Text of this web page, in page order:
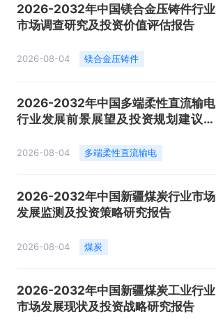
2026-2032年中国镁合金压铸件行业
市场调查研究及投资价值评估报告
2026-08-04 镁合金压铸件
2026-2032年中国多端柔性直流输电
行业发展前景展望及投资规划建议报
2026-08-04 多端柔性直流输电
2026-2032年中国新疆煤炭行业市场
发展监测及投资策略研究报告
2026-08-04 煤炭
2026-2032年中国新疆煤炭工业行业
市场发展现状及投资战略研究报告